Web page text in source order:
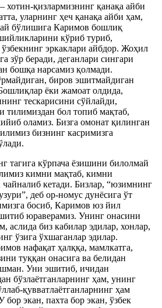
хотин-қизлармизнинг қанақа айби
уларнинг ҳеч қанақа айби ҳам,
бўлишига Каримов бошлиқ
кўриб туриб,
ўзбекнинг эркаклари айбдор. Жоҳил
зўр беради, деганлари сингари
бошқа нарсамиз қолмади.
биров эшитмайдиган
ёки жамоат олдида,
тескарисини сўйлайди,
тилимиздан бол топиб мақтаб,
оламиз. Бизга омонат қилинган
бизнинг касримизга
тагига кўрпача ёзишини билолмай
кимни мақтаб, кимни
кетади. Бизлар, “юзимнинг
деб ор-номус дунёсига ўт
босиб, Каримов юз йил
юраверамиз. Унинг онасини
аслида биз кабилар эдилар, хонлар,
ўзига ўхшаганлар эдилар.
нафақат ҳалққа, мамлкатга,
туққан онасига ва белидан
Уни эшитиб, ичидан
бўзлаётганларнинг ҳам, унинг
қувватлаётганларнинг ҳам
экан, пахта бор экан, ўзбек